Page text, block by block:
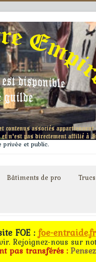
privée et public.
Bâtiments de pro
FOE :foe-entraide.fr
Rejoignez-nous sur
pas transférés :